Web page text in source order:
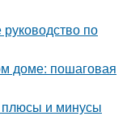
по
доме: пошаговая
и минусы